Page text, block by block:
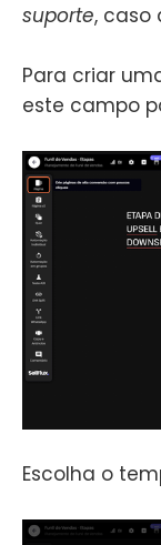
suporte, caso
Para criar
este campo
Escolha o